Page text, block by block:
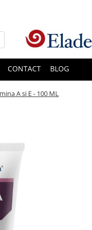
CONTACT BLOG
A si E - 100 ML